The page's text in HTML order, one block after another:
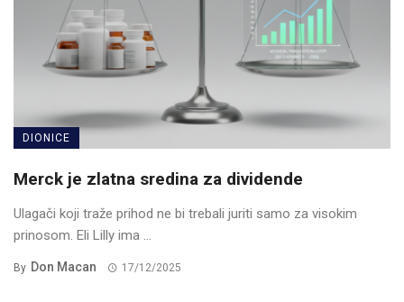
DIONICE
Merck je zlatna sredina za dividende
Ulagači koji traže prihod ne bi trebali juriti samo za visokim
prinosom. Eli Lilly ima ...
By Don Macan 17/12/2025